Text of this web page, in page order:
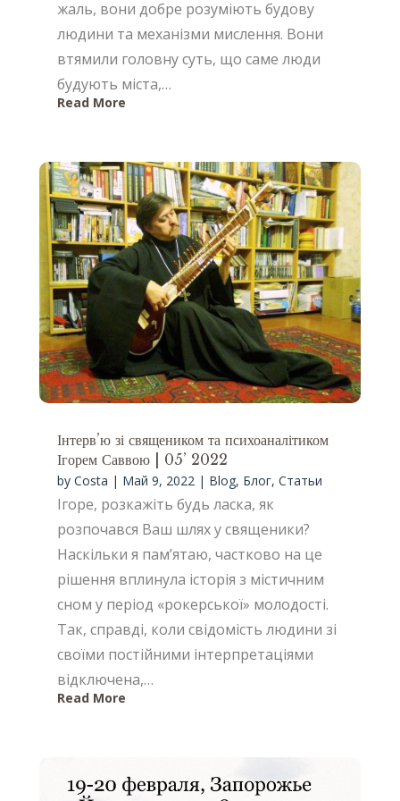
жаль, вони добре розуміють будову
людини та механізми мислення. Вони
втямили головну суть, що саме люди
будують міста,…
Read More
Інтерв’ю зі священиком та психоаналітиком
Ігорем Саввою | 05’ 2022
by Costa | Май 9, 2022| Blog, Блог, Статьи
Ігоре, розкажіть будь ласка, як
розпочався Ваш шлях у священики?
Наскільки я пам’ятаю, частково на це
рішення вплинула історія з містичним
сном у період «рокерської» молодості.
Так, справді, коли свідомість людини зі
своїми постійними інтерпретаціями
відключена,…
Read More